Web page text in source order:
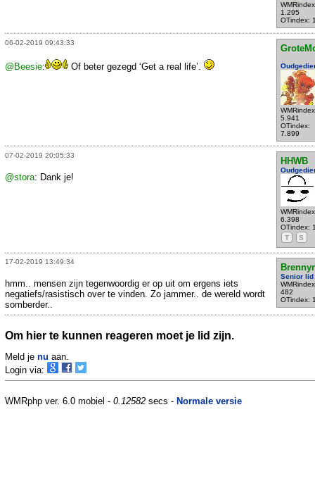
1.295
OTindex:
06-02-2019 09:43:33
5.941
OTindex:
7.899
@Beesie: Of beter gezegd ‘Get a real life’.
07-02-2019 20:05:33
HHWB
6.398
OTindex:
T
S
@stora: Dank je!
17-02-2019 13:49:34
Senior lid
482
OTindex:
hmm.. mensen zijn tegenwoordig er op uit om ergens iets
negatiefs/rasistisch over te vinden. Zo jammer.. de wereld wordt
somberder..
Om hier te kunnen reageren moet je lid zijn.
Meld je nu aan.
Login via:
WMRphp ver. 6.0 mobiel - 0.12582 secs - Normale versie